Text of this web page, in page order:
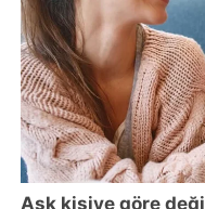
Aşk kişiye göre